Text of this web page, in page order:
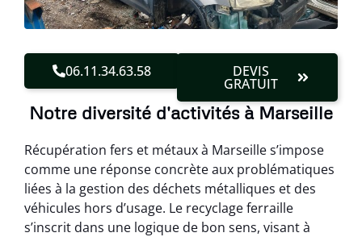
06.11.34.63.58 DEVIS
GRATUIT
Notre diversité d'activités à Marseille
Récupération fers et métaux à Marseille s’impose
comme une réponse concrète aux problématiques
liées à la gestion des déchets métalliques et des
véhicules hors d’usage. Le recyclage ferraille
s’inscrit dans une logique de bon sens, visant à